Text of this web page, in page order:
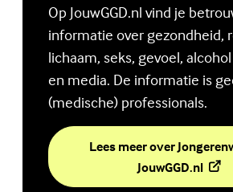
Op JouwGGD.nl vind je
informatie over gezondheid,
lichaam, seks, gevoel,
en media. De informatie is
(medische) professionals.
Lees meer over
JouwGGD.nl